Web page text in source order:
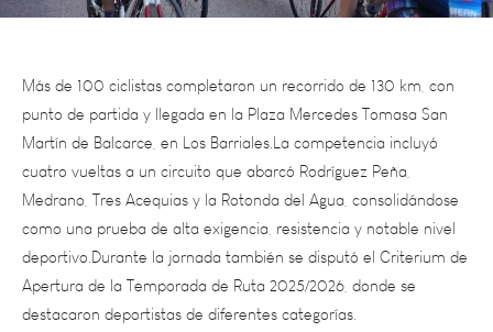
Más de 100 ciclistas completaron un recorrido de 130 km, con
punto de partida y llegada en la Plaza Mercedes Tomasa San
Martín de Balcarce, en Los Barriales.La competencia incluyó
cuatro vueltas a un circuito que abarcó Rodríguez Peña,
Medrano, Tres Acequias y la Rotonda del Agua, consolidándose
como una prueba de alta exigencia, resistencia y notable nivel
deportivo.Durante la jornada también se disputó el Criterium de
Apertura de la Temporada de Ruta 2025/2026, donde se
destacaron deportistas de diferentes categorías.